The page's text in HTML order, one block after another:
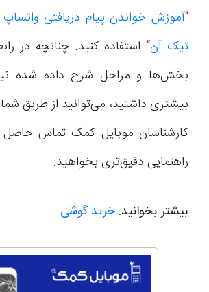
“آموزش خواندن پیام دریافتی
تیک آن“ استفاده کنید. چنانچه در
بخش‌ها و مراحل شرح داده شده
بیشتری داشتید، می‌توانید از طریق
کارشناسان موبایل کمک تماس حاصل
راهنمایی دقیق‌تری بخواهید.
بیشتر بخوانید: خرید گوشی